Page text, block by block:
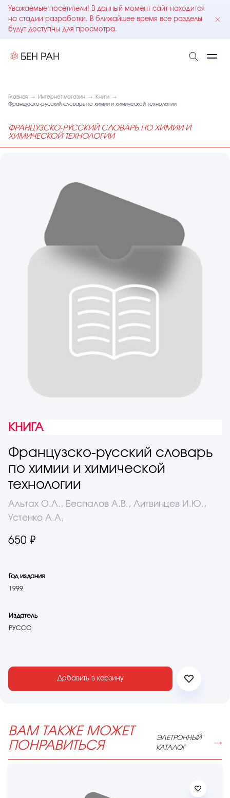
Уважаемые посетители! В данный момент сайт находится
на стадии разработки. В ближайшее время все разделы
будут доступны для просмотра.
Главная Интернет магазин
Книги
Французско-русский словарь по химии и химической технологии
ФРАНЦУЗСКО-РУССКИЙ СЛОВАРЬ ПО ХИМИИ И
ХИМИЧЕСКОЙ ТЕХНОЛОГИИ
КНИГА
Французско-русский словарь
по химии и химической
технологии
Альтах О.Л., Беспалов А.В., Литвинцев И.Ю.,
Устенко А.А.
650 ₽
Год издания
1999
Издатель
РУССО
Добавить в корзину
ВАМ ТАКЖЕ МОЖЕТ
ПОНРАВИТЬСЯ
ЭЛЕТРОННЫЙ
КАТАЛОГ